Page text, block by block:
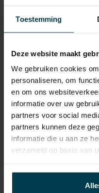
Toestemming
Deze website maakt
We gebruiken cookies
personaliseren, om
en om ons
informatie over uw
partners voor social
partners kunnen deze
informatie die u aan ze
verzameld op basis van
APK
aanwezig?
Bijtelling
Energielabel
Wegenbelasting min
Contact